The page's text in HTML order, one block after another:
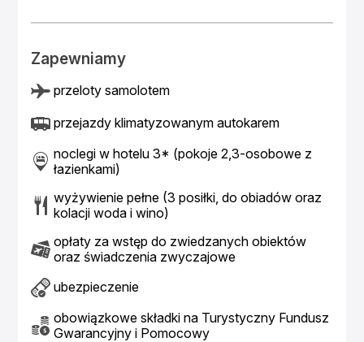
Zapewniamy
przeloty samolotem
przejazdy klimatyzowanym autokarem
noclegi w hotelu 3* (pokoje 2,3-osobowe z
łazienkami)
wyżywienie pełne (3 posiłki, do obiadów oraz
kolacji woda i wino)
opłaty za wstęp do zwiedzanych obiektów
oraz świadczenia zwyczajowe
ubezpieczenie
obowiązkowe składki na Turystyczny Fundusz
Gwarancyjny i Pomocowy